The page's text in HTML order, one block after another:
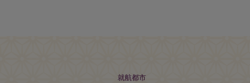
就航都市